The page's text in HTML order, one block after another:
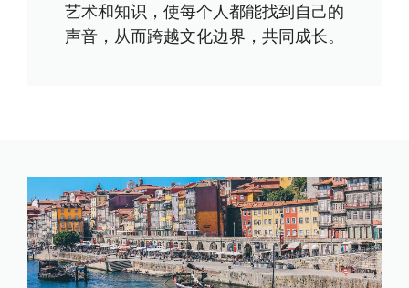
艺术和知识，使每个人都能找到自己的
声音，从而跨越文化边界，共同成长。